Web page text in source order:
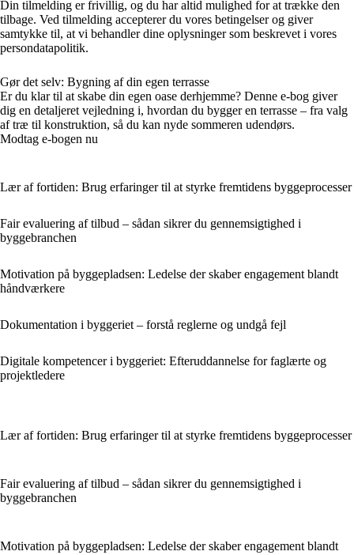
Din tilmelding er frivillig, og du har altid mulighed for at trække den
tilbage. Ved tilmelding accepterer du vores betingelser og giver
samtykke til, at vi behandler dine oplysninger som beskrevet i vores
persondatapolitik.
Gør det selv: Bygning af din egen terrasse
Er du klar til at skabe din egen oase derhjemme? Denne e-bog giver
dig en detaljeret vejledning i, hvordan du bygger en terrasse – fra valg
af træ til konstruktion, så du kan nyde sommeren udendørs.
Modtag e-bogen nu
Lær af fortiden: Brug erfaringer til at styrke fremtidens byggeprocesser
Fair evaluering af tilbud – sådan sikrer du gennemsigtighed i
byggebranchen
Motivation på byggepladsen: Ledelse der skaber engagement blandt
håndværkere
Dokumentation i byggeriet – forstå reglerne og undgå fejl
Digitale kompetencer i byggeriet: Efteruddannelse for faglærte og
projektledere
Lær af fortiden: Brug erfaringer til at styrke fremtidens byggeprocesser
Fair evaluering af tilbud – sådan sikrer du gennemsigtighed i
byggebranchen
Motivation på byggepladsen: Ledelse der skaber engagement blandt